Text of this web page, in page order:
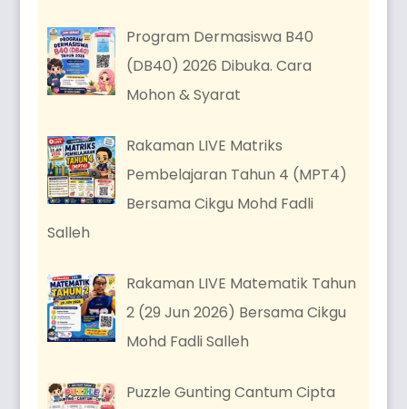
Program Dermasiswa B40
(DB40) 2026 Dibuka. Cara
Mohon & Syarat
Rakaman LIVE Matriks
Pembelajaran Tahun 4 (MPT4)
Bersama Cikgu Mohd Fadli
Salleh
Rakaman LIVE Matematik Tahun
2 (29 Jun 2026) Bersama Cikgu
Mohd Fadli Salleh
Puzzle Gunting Cantum Cipta